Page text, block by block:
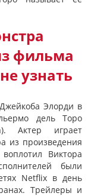
фильма
узнать
Элорди в
дель Торо
Актер играет
из произведения
Виктора
были
Netflix в день
Трейлеры и